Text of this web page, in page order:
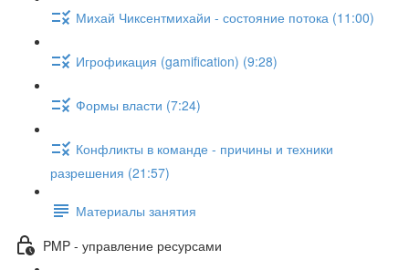
Михай Чиксентмихайи - состояние потока (11:00)
Игрофикация (gamification) (9:28)
Формы власти (7:24)
Конфликты в команде - причины и техники
разрешения (21:57)
Материалы занятия
PMP - управление ресурсами